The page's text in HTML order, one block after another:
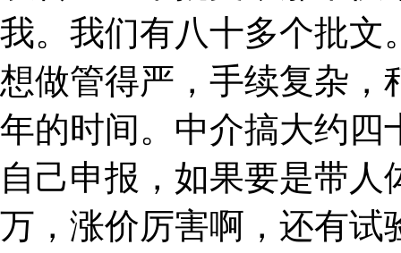
我。我们有八十多个批文
想做管得严，手续复杂，
年的时间。中介搞大约四
自己申报，如果要是带
万，涨价厉害啊，还有试